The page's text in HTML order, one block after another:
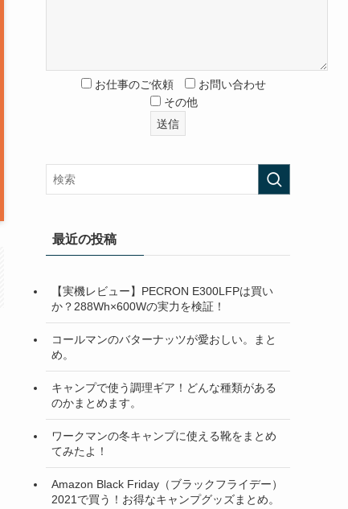
お仕事のご依頼
お問い合わせ
その他
最近の投稿
【実機レビュー】PECRON E300LFPは買い
か？288Wh×600Wの実力を検証！
コールマンのバターナッツが愛おしい。まと
め。
キャンプで使う調理ギア！どんな種類がある
のかまとめます。
ワークマンの冬キャンプに使える靴をまとめ
てみたよ！
Amazon Black Friday（ブラックフライデー）
2021で買う！お得なキャンプグッズまとめ。